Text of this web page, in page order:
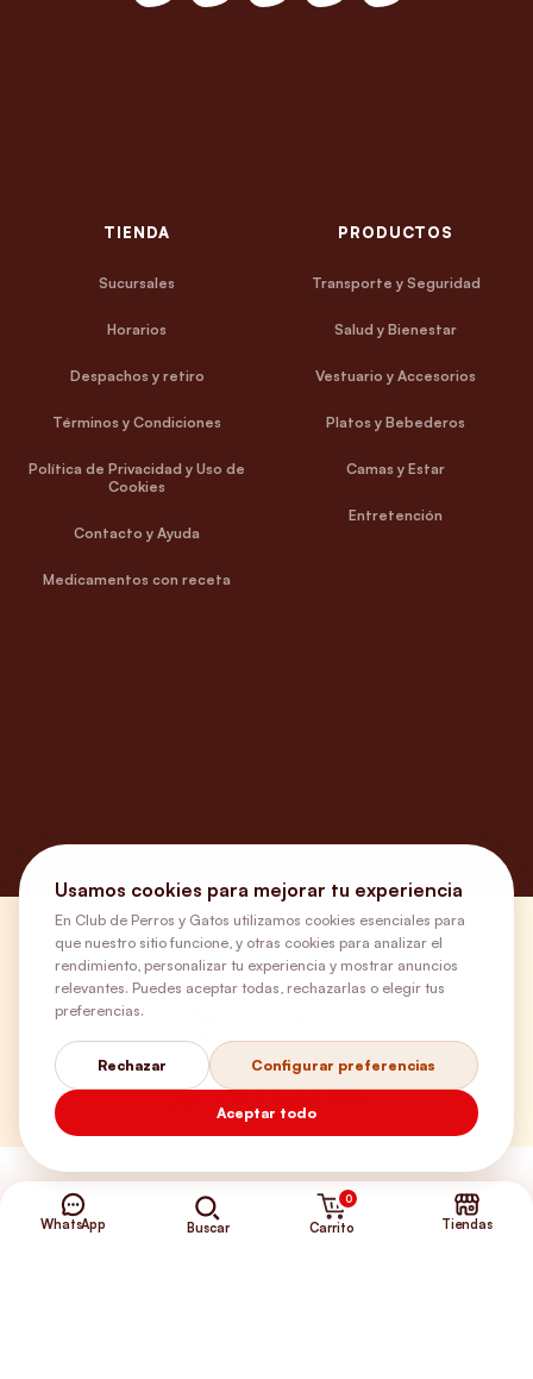
TIENDA
Sucursales
Horarios
Despachos y retiro
Términos y Condiciones
Política de Privacidad y Uso de
Cookies
Contacto y Ayuda
Medicamentos con receta
PRODUCTOS
Transporte y Seguridad
Salud y Bienestar
Vestuario y Accesorios
Platos y Bebederos
Camas y Estar
Entretención
¿Necesitas ayuda?
+56 9 5646 8188
WhatsApp Buscar
0
Carrito Tiendas
Usamos cookies para mejorar tu experiencia
En Club de Perros y Gatos utilizamos cookies esenciales para
que nuestro sitio funcione, y otras cookies para analizar el
rendimiento, personalizar tu experiencia y mostrar anuncios
relevantes. Puedes aceptar todas, rechazarlas o elegir tus
preferencias.
Rechazar Configurar preferencias
Aceptar todo